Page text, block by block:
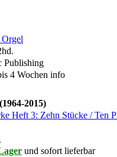
Publishing
4 Wochen info
2015)
Heft 3: Zehn Stücke / Ten
und sofort lieferbar